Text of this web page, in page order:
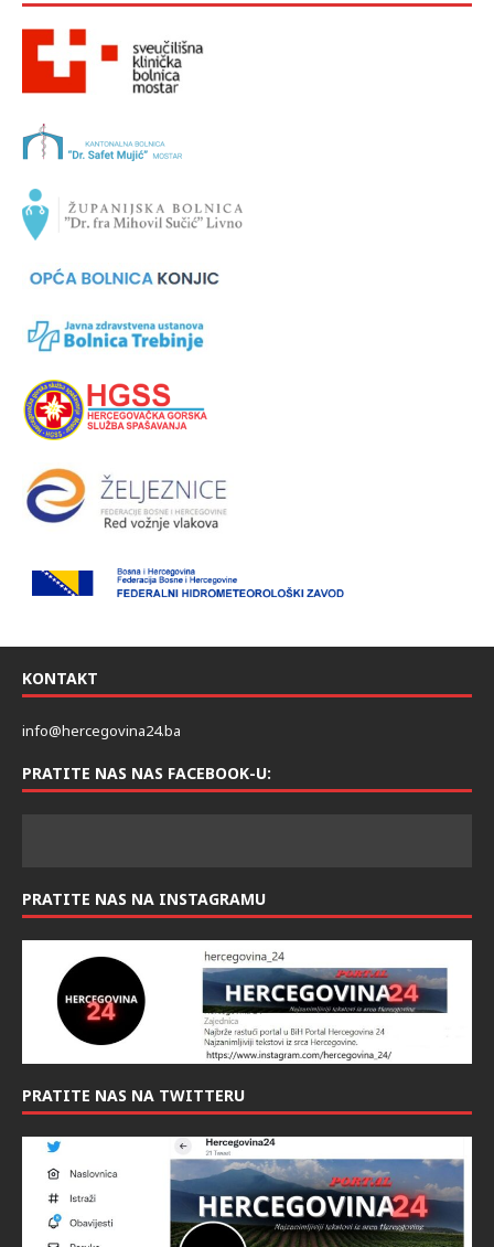
KONTAKT
info@hercegovina24.ba
PRATITE NAS NAS FACEBOOK-U:
PRATITE NAS NA INSTAGRAMU
PRATITE NAS NA TWITTERU